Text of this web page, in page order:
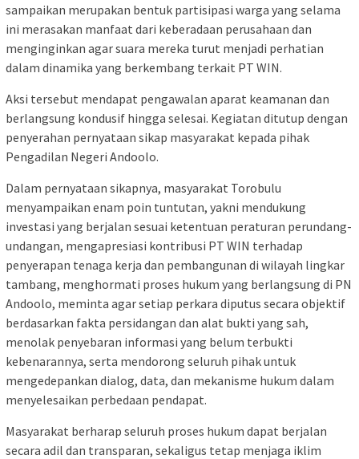
sampaikan merupakan bentuk partisipasi warga yang selama
ini merasakan manfaat dari keberadaan perusahaan dan
menginginkan agar suara mereka turut menjadi perhatian
dalam dinamika yang berkembang terkait PT WIN.
Aksi tersebut mendapat pengawalan aparat keamanan dan
berlangsung kondusif hingga selesai. Kegiatan ditutup dengan
penyerahan pernyataan sikap masyarakat kepada pihak
Pengadilan Negeri Andoolo.
Dalam pernyataan sikapnya, masyarakat Torobulu
menyampaikan enam poin tuntutan, yakni mendukung
investasi yang berjalan sesuai ketentuan peraturan perundang-
undangan, mengapresiasi kontribusi PT WIN terhadap
penyerapan tenaga kerja dan pembangunan di wilayah lingkar
tambang, menghormati proses hukum yang berlangsung di PN
Andoolo, meminta agar setiap perkara diputus secara objektif
berdasarkan fakta persidangan dan alat bukti yang sah,
menolak penyebaran informasi yang belum terbukti
kebenarannya, serta mendorong seluruh pihak untuk
mengedepankan dialog, data, dan mekanisme hukum dalam
menyelesaikan perbedaan pendapat.
Masyarakat berharap seluruh proses hukum dapat berjalan
secara adil dan transparan, sekaligus tetap menjaga iklim